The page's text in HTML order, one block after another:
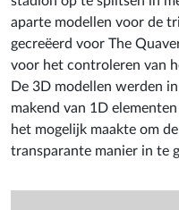
aparte modellen voor de
gecreëerd voor The
voor het controleren van
De 3D modellen werden
makend van 1D
het mogelijk maakte om
transparante manier in te